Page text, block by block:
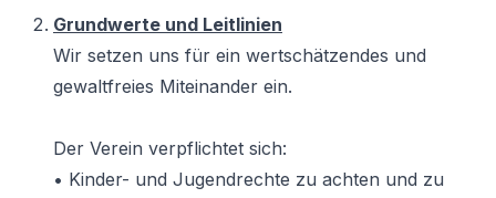
Grundwerte und Leitlinien
Wir setzen uns für ein wertschätzendes und
gewaltfreies Miteinander ein.
Der Verein verpflichtet sich:
• Kinder- und Jugendrechte zu achten und zu